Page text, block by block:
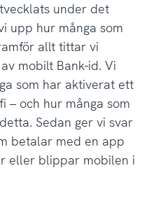
under det
upp hur många som
allt tittar vi
mobilt Bank-id. Vi
som har aktiverat ett
– och hur många som
Sedan ger vi svar
betalar med en app
eller blippar mobilen i